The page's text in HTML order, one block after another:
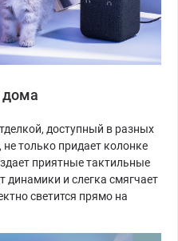
дома
доступный в разных
не только придает колонке
приятные тактильные
и слегка смягчает
светится прямо на